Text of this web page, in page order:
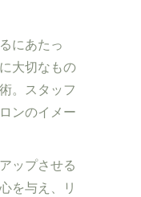
にあたっ
大切なもの
。スタッフ
ンのイメー
ップさせる
を与え、リ